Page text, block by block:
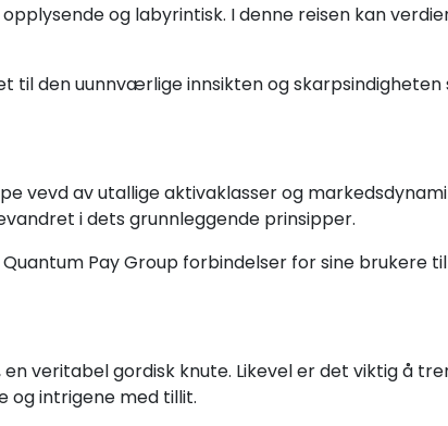
og labyrintisk. I denne reisen kan
til den uunnværlige innsikten og skarpsindigheten
vevd av utallige aktivaklasser og
i dets grunnleggende prinsipper.
Pay Group forbindelser for sine brukere
veritabel gordisk knute. Likevel er det viktig å
og intrigene med tillit.